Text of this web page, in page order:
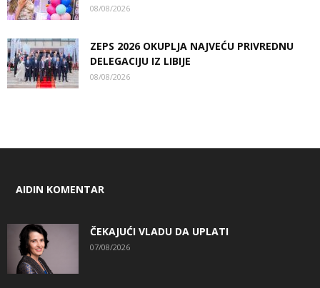
08/08/2026
ZEPS 2026 OKUPLJA NAJVEĆU PRIVREDNU
DELEGACIJU IZ LIBIJE
08/08/2026
AIDIN KOMENTAR
ČEKAJUĆI VLADU DA UPLATI
07/08/2026